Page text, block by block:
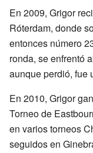
En 2009, Grigor
Róterdam, donde
entonces número
ronda, se enfrentó
aunque perdió, fue
En 2010, Grigor
Torneo de
en varios torneos
seguidos en